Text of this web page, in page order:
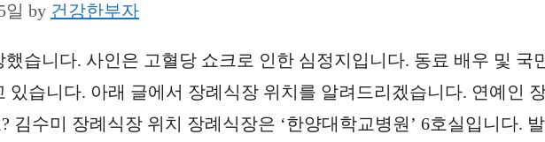
일 by 건강한부자
습니다. 사인은 고혈당 쇼크로 인한 심정지입니다. 동료 배우 및 국
있습니다. 아래 글에서 장례식장 위치를 알려드리겠습니다. 연예인
김수미 장례식장 위치 장례식장은 ‘한양대학교병원’ 6호실입니다.